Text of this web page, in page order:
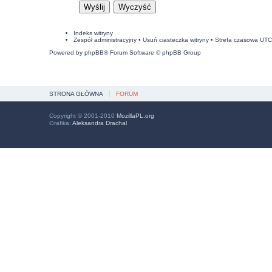
Indeks witryny
Zespół administracyjny• Usuń ciasteczka witryny• Strefa czasowa
Powered by phpBB® Forum Software © phpBB Group
STRONA GŁÓWNA FORUM
Copyright © 2001-2010 MozillaPL.org
Grafika: Aleksandra Drachal